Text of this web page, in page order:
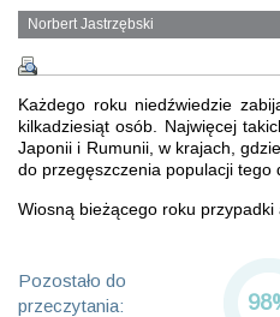
Norbert Jastrzębski
Każdego roku niedźwiedzie
kilkadziesiąt osób. Najwięcej
Japonii i Rumunii, w krajach,
do przegęszczenia populacji tego
Wiosną bieżącego roku
Pozostało do
przeczytania: